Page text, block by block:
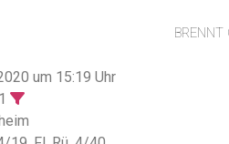
BRENNT
um 15:19 Uhr